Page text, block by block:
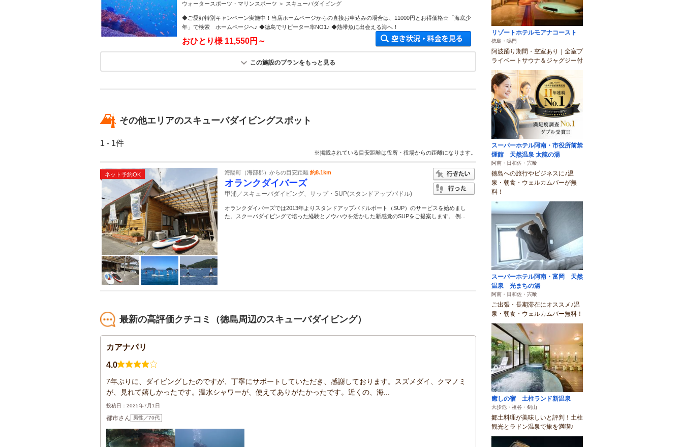
ウォータースポーツ・マリンスポーツ ＞ スキューバダイビング
◆ご愛好特別キャンペーン実施中！当店ホームページからの直接お申込みの場合は、11000円とお得価格☆「海底少
年」で検索 ホームページへ♪ ◆徳島でリピーター率NO1♪ ◆熱帯魚に出会える海へ！
おひとり様 11,550円～
空き状況・料金を見る
この施設のプランをもっと見る
その他エリアのスキューバダイビングスポット
1 - 1件
※掲載されている目安距離は役所・役場からの距離になります。
ネット予約OK 海陽町（海部郡）からの目安距離 約8.1km
オランクダイバーズ
甲浦／スキューバダイビング、サップ・SUP(スタンドアップパドル)
オランクダイバーズでは2013年よりスタンドアップパドルボート（SUP）のサービスを始めまし
た。スクーバダイビングで培った経験とノウハウを活かした新感覚のSUPをご提案します。 例...
最新の高評価クチコミ（徳島周辺のスキューバダイビング）
カアナパリ
4.0
7年ぶりに、ダイビングしたのですが、丁寧にサポートしていただき、感謝しております。スズメダイ、クマノミ
が、見れて嬉しかったです。温水シャワーが、使えてありがたかったです。近くの、海...
投稿日：2025年7月1日
都市さん 男性／70代
リゾートホテルモアナコースト
徳島・鳴門
阿波踊り期間・空室あり｜全室プ
ライベートサウナ＆ジャグジー付
スーパーホテル阿南・市役所前禁
煙館 天然温泉 太龍の湯
阿南・日和佐・宍喰
徳島への旅行やビジネスに♪温
泉・朝食・ウェルカムバーが無
料！
スーパーホテル阿南・富岡 天然
温泉 光まちの湯
阿南・日和佐・宍喰
ご出張・長期滞在にオススメ♪温
泉・朝食・ウェルカムバー無料！
癒しの宿 土柱ランド新温泉
大歩危・祖谷・剣山
郷土料理が美味しいと評判！土柱
観光とラドン温泉で旅を満喫♪